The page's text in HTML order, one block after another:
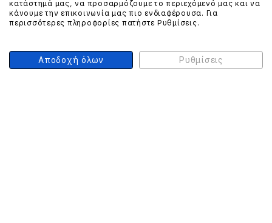
ΕΠΙΚΟΙΝΩΝΗΣΤΕ ΜΑΖΙ ΜΑΣ
210 999 4510
κατάστημά μας, να προσαρμόζουμε το περιεχόμενό μας και να
κάνουμε την επικοινωνία μας πιο ενδιαφέρουσα. Για
περισσότερες πληροφορίες πατήστε Ρυθμίσεις.
Αποδοχή όλων Ρυθμίσεις